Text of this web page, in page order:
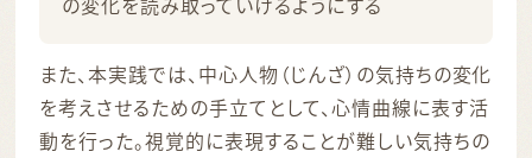
また、本実践では、中心人物（じんざ）の気持ちの変化
を考えさせるための手立てとして、心情曲線に表す活
動を行った。視覚的に表現することが難しい気持ちの